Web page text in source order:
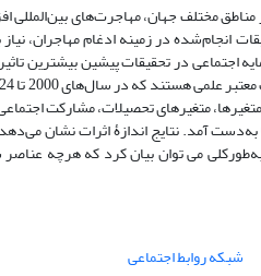
مختلف جهان، مهاجرت‌های بین‌المللی
انجام‌شده در زمینه ادغام مهاجران،
در تحقیقات پیشین بیشترین تاثیر
متغیرهای تحصیلات، مشارکت
دارند. رابطه تحصیلات و ادغام مهاجران ایرانی در تحقیقات مرور شده حدود 0.25
رابطه شبکه روابط و ادغام مهاجران ایرانی معادل 0.16 است.
شبکه روابط اجتماعی